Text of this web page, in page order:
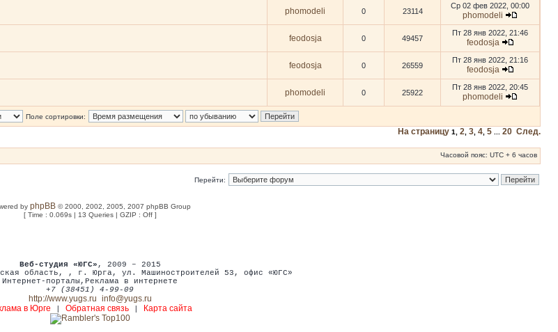
phomodeli 0 23114
Ср 02 фев 2022, 00:00
phomodeli
feodosja 0 49457
Пт 28 янв 2022, 21:46
feodosja
feodosja 0 26559
Пт 28 янв 2022, 21:16
feodosja
phomodeli 0 25922
Пт 28 янв 2022, 20:45
phomodeli
Поле сортировки:
На страницу 1 2 3 4 5 20 След.
Часовой пояс: UTC + 6 часов
Перейти:
by phpBB© 2000, 2002, 2005, 2007 phpBB Group
[ Time : 0.069s | 13 Queries | GZIP : Off ]
Веб-студия «ЮГС» , 2009 – 2015
область, , г. Юрга, ул. Машиностроителей 53 , офис «ЮГС»
Интернет-порталы , Реклама в интернете
+7 (38451) 4-99-09
http://www.yugs.ru info@yugs.ru
в Юрге
Обратная связь| Карта сайта